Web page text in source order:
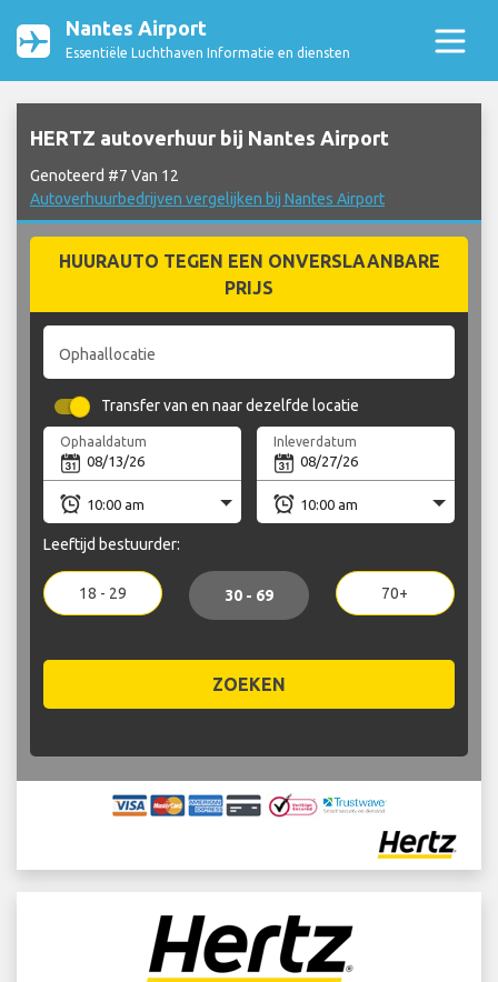
Nantes Airport
Essentiële Luchthaven Informatie en diensten
HERTZ autoverhuur bij Nantes Airport
Genoteerd #7 Van 12
Autoverhuurbedrijven vergelijken bij Nantes Airport
HUURAUTO TEGEN EEN ONVERSLAANBARE
PRIJS
Ophaallocatie
Transfer van en naar dezelfde locatie
Ophaaldatum Inleverdatum
Leeftijd bestuurder:
18 - 29 30 - 69 70+
ZOEKEN